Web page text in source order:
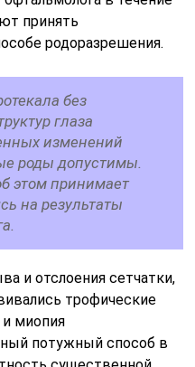
принять
родоразрешения.
без
глаза
изменений
роды допустимы.
этом принимает
на результаты
и отслоения сетчатки,
трофические
миопия
потужный способ в